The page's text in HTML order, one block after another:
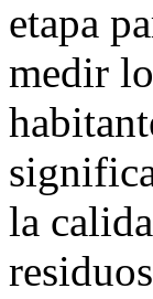
etapa
medir
la